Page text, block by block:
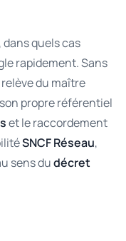
quels cas
rapidement. Sans
du maître
propre référentiel
et le raccordement
SNCF Réseau,
sens dudécret